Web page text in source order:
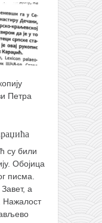
Петра
су били
Обојица
писма.
а
Нажалост